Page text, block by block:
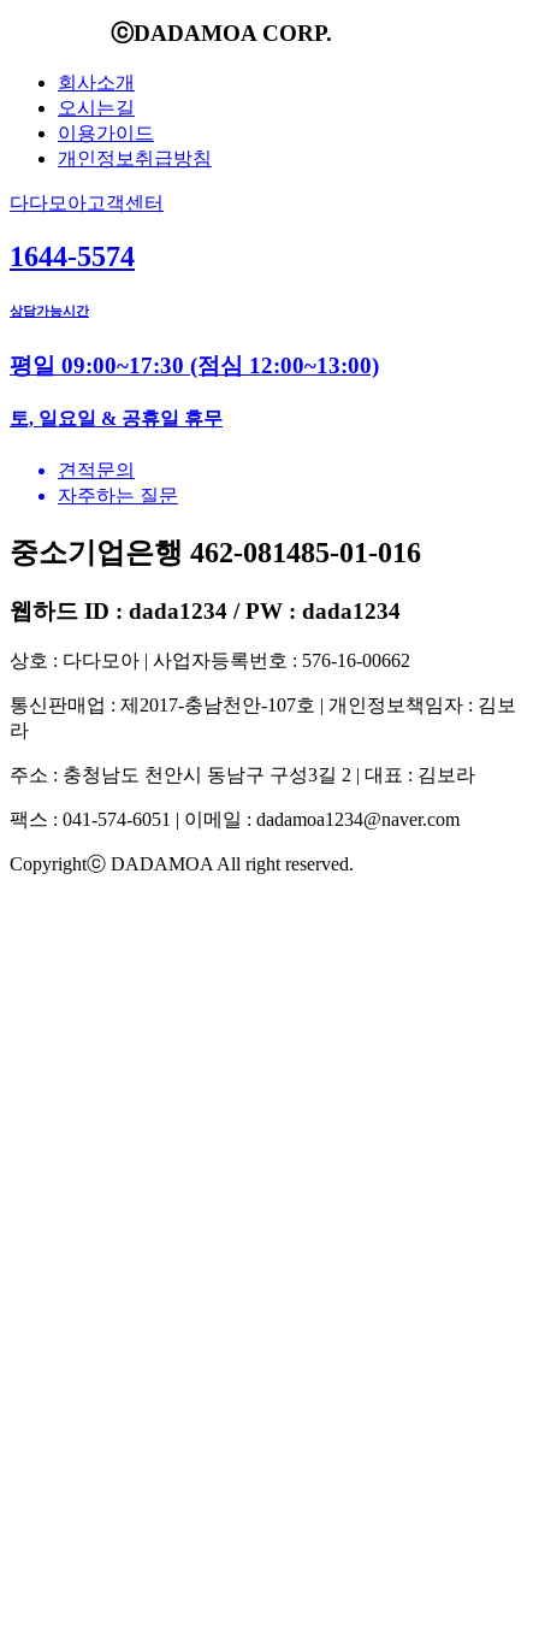
ⓒDADAMOA CORP.
회사소개
오시는길
이용가이드
개인정보취급방침
다다모아고객센터
1644-5574
상담가능시간
평일 09:00~17:30 (점심 12:00~13:00)
토, 일요일 & 공휴일 휴무
견적문의
자주하는 질문
중소기업은행 462-081485-01-016
웹하드 ID : dada1234 / PW : dada1234
상호 : 다다모아 | 사업자등록번호 : 576-16-00662
통신판매업 : 제2017-충남천안-107호 | 개인정보책임자 : 김보
라
주소 : 충청남도 천안시 동남구 구성3길 2 | 대표 : 김보라
팩스 : 041-574-6051 | 이메일 : dadamoa1234@naver.com
Copyrightⓒ DADAMOA All right reserved.